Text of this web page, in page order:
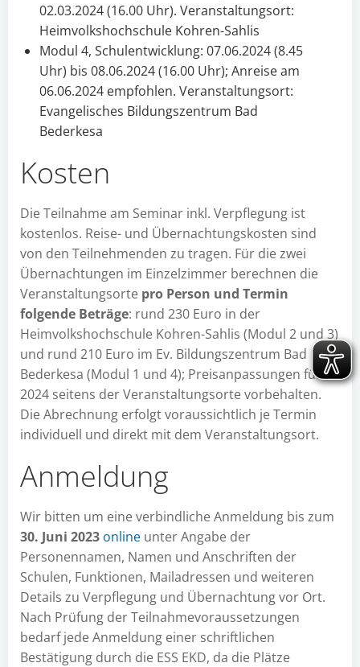
02.03.2024 (16.00 Uhr). Veranstaltungsort:
Heimvolkshochschule Kohren-Sahlis
Modul 4, Schulentwicklung: 07.06.2024 (8.45
Uhr) bis 08.06.2024 (16.00 Uhr); Anreise am
06.06.2024 empfohlen. Veranstaltungsort:
Evangelisches Bildungszentrum Bad
Bederkesa
Kosten
Die Teilnahme am Seminar inkl. Verpflegung ist
kostenlos. Reise- und Übernachtungskosten sind
von den Teilnehmenden zu tragen. Für die zwei
Übernachtungen im Einzelzimmer berechnen die
Veranstaltungsorte pro Person und Termin
folgende Beträge: rund 230 Euro in der
Heimvolkshochschule Kohren-Sahlis (Modul 2 und 3)
und rund 210 Euro im Ev. Bildungszentrum Bad
Bederkesa (Modul 1 und 4); Preisanpassungen für
2024 seitens der Veranstaltungsorte vorbehalten.
Die Abrechnung erfolgt voraussichtlich je Termin
individuell und direkt mit dem Veranstaltungsort.
Anmeldung
Wir bitten um eine verbindliche Anmeldung bis zum
30. Juni 2023 online unter Angabe der
Personennamen, Namen und Anschriften der
Schulen, Funktionen, Mailadressen und weiteren
Details zu Verpflegung und Übernachtung vor Ort.
Nach Prüfung der Teilnahmevoraussetzungen
bedarf jede Anmeldung einer schriftlichen
Bestätigung durch die ESS EKD, da die Plätze